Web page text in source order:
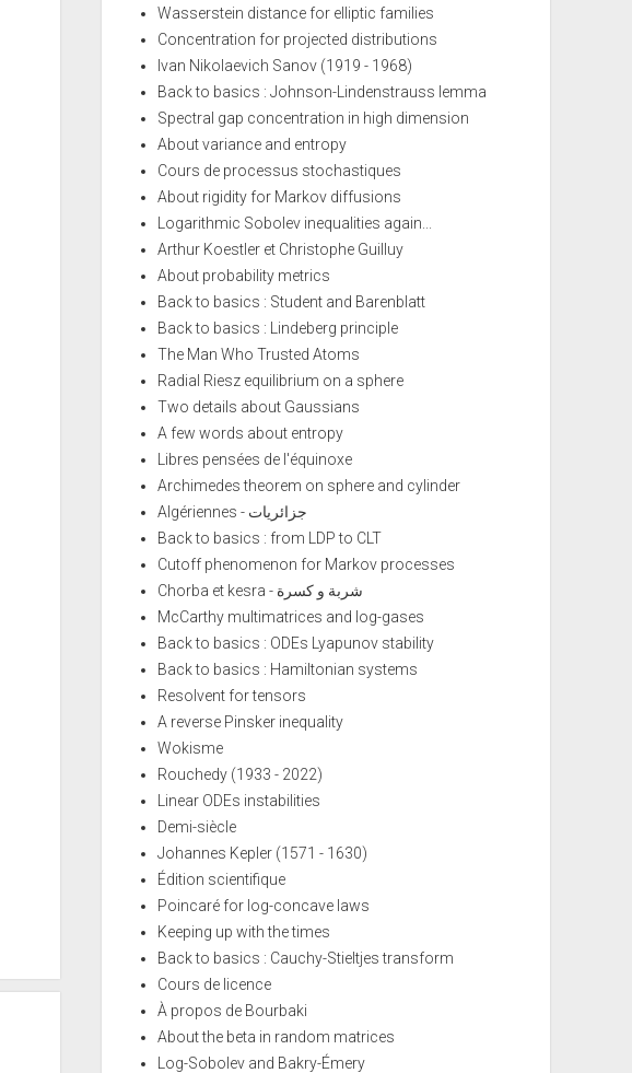
Wasserstein distance for elliptic families
Concentration for projected distributions
Ivan Nikolaevich Sanov (1919 - 1968)
Back to basics : Johnson-Lindenstrauss lemma
Spectral gap concentration in high dimension
About variance and entropy
Cours de processus stochastiques
About rigidity for Markov diffusions
Logarithmic Sobolev inequalities again...
Arthur Koestler et Christophe Guilluy
About probability metrics
Back to basics : Student and Barenblatt
Back to basics : Lindeberg principle
The Man Who Trusted Atoms
Radial Riesz equilibrium on a sphere
Two details about Gaussians
A few words about entropy
Libres pensées de l'équinoxe
Archimedes theorem on sphere and cylinder
Algériennes - جزائريات
Back to basics : from LDP to CLT
Cutoff phenomenon for Markov processes
Chorba et kesra - شربة و كسرة
McCarthy multimatrices and log-gases
Back to basics : ODEs Lyapunov stability
Back to basics : Hamiltonian systems
Resolvent for tensors
A reverse Pinsker inequality
Wokisme
Rouchedy (1933 - 2022)
Linear ODEs instabilities
Demi-siècle
Johannes Kepler (1571 - 1630)
Édition scientifique
Poincaré for log-concave laws
Keeping up with the times
Back to basics : Cauchy-Stieltjes transform
Cours de licence
À propos de Bourbaki
About the beta in random matrices
Log-Sobolev and Bakry-Émery